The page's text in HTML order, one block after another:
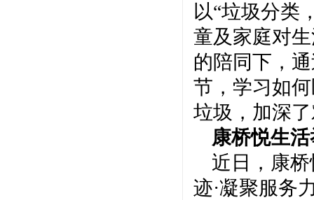
以“垃圾分类
童及家庭对
的陪同下，
节，学习如
垃圾，加深
康桥悦生
近日，康
迹·凝聚服务